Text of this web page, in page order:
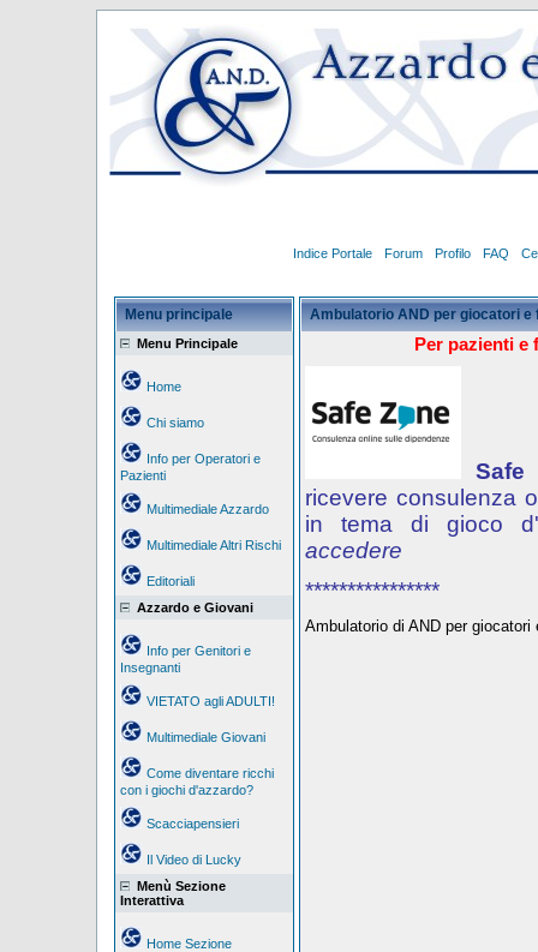
Indice Portale Forum Profilo FAQ
Menu principale
Menu Principale
Home
Chi siamo
Info per Operatori e
Pazienti
Multimediale Azzardo
Multimediale Altri Rischi
Editoriali
Azzardo e Giovani
Info per Genitori e
Insegnanti
VIETATO agli ADULTI!
Multimediale Giovani
Come diventare ricchi
con i giochi d'azzardo?
Scacciapensieri
Il Video di Lucky
Menù Sezione
Interattiva
Home Sezione
Ambulatorio AND per giocatori e
Per pazienti e
Safe
ricevere consulenza
in tema di gioco
accedere
****************
Ambulatorio di AND per giocatori